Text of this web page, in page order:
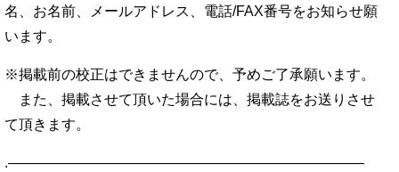
名、お名前、メールアドレス、電話/FAX番号をお知らせ願
います。
※掲載前の校正はできませんので、予めご了承願います。
また、掲載させて頂いた場合には、掲載誌をお送りさせ
て頂きます。
.—————————————————————————